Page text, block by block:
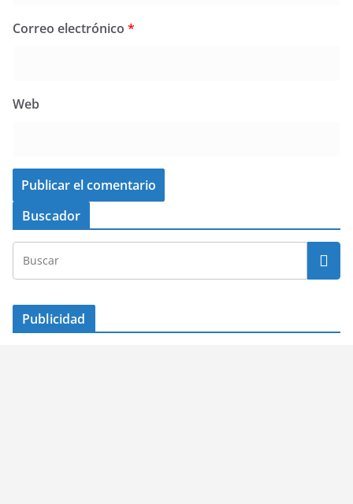
Correo electrónico *
Web
Buscador
Publicidad